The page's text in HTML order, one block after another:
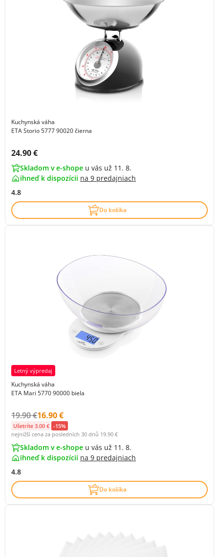
Kuchynská váha
ETA Storio 5777 90020 čierna
Cena s DPH:
24.90 €
Skladom v e-shope u vás už 11. 8.
ihneď k dispozícii na 9 predajniach
4.8
Do košíka
Letný výpredaj
Kuchynská váha
ETA Mari 5770 90000 biela
Původní cena s DPH:
19.90 €Cena s DPH:
16.90 €
Ušetríte 3.00 € -15%
nejnižší cena za posledních 30 dnů 19.90 €
Skladom v e-shope u vás už 11. 8.
ihneď k dispozícii na 9 predajniach
4.8
Do košíka